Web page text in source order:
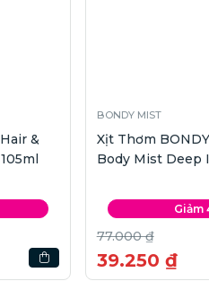
&
BONDY MIST
Xịt Thơm
Body Mist Deep
Giảm
77.000 ₫
39.250 ₫